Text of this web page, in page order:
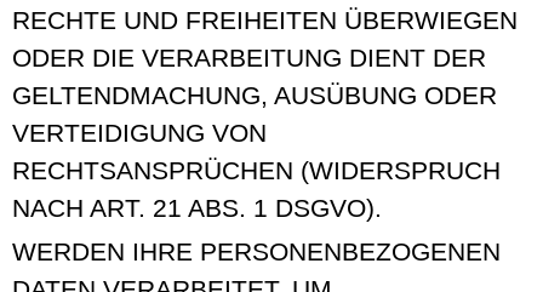
RECHTE UND FREIHEITEN ÜBERWIEGEN
ODER DIE VERARBEITUNG DIENT DER
GELTENDMACHUNG, AUSÜBUNG ODER
VERTEIDIGUNG VON
RECHTSANSPRÜCHEN (WIDERSPRUCH
NACH ART. 21 ABS. 1 DSGVO).
WERDEN IHRE PERSONENBEZOGENEN